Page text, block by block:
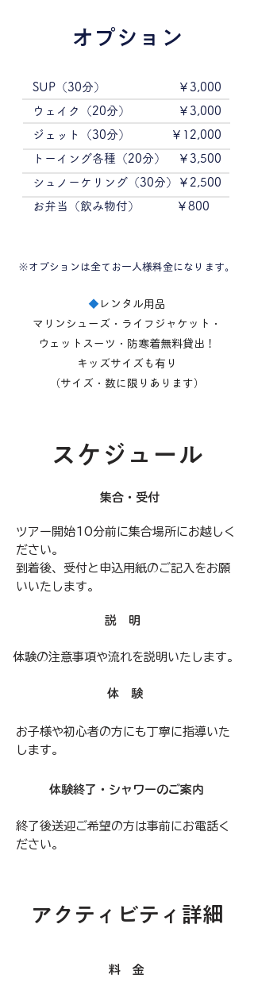
オプション
SUP（30分）
ウェイク（20分）
​ジェット（30分）
トーイング各種（20分）
シュノーケリング（30分）
​お弁当（飲み物付）
￥3,000
￥3,000
￥12,000
￥3,500
￥2,500
￥800
※オプションは全てお一人様料金になります。
◆ レンタル用品
マリンシューズ・ライフジャケット・
ウェットスーツ・防寒着無料貸出！
キッズサイズも有り
（サイズ・数に限りあります）
​スケジュール
​集合・受付
ツアー開始​10分前に集合場所にお越しく
ださい。
到着後、受付と申込用紙のご記入をお願
いいたします。
​説 明
​体験の注意事項や流れを説明いたします。
体 験
​お子様や初心者の方にも丁寧に指導いた
します。
体験終了・シャワーのご案内
終了後送迎ご希望の方は事前にお電話く
ださい。
​アクティビティ詳細
料 金